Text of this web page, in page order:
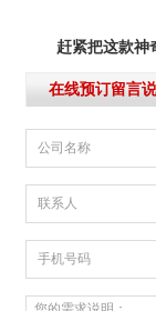
赶紧把这款神
在线预订留言